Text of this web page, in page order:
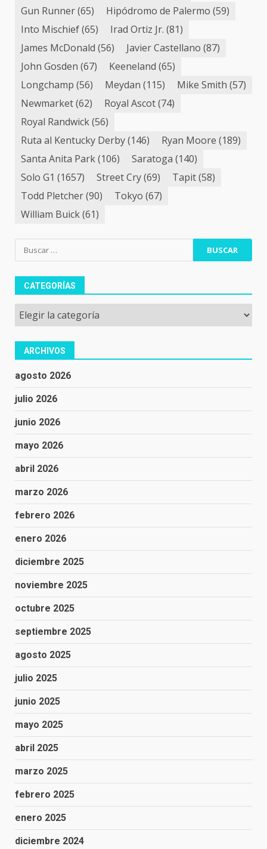
Gun Runner(65) Hipódromo de Palermo (59)
Into Mischief(65) Irad Ortiz Jr. (81)
James McDonald (56) Javier Castellano (87)
John Gosden (67) Keeneland (65)
Longchamp (56) Meydan (115) Mike Smith (57)
Newmarket(62) Royal Ascot(74)
Royal Randwick(56)
Ruta al Kentucky Derby(146) Ryan Moore (189)
Santa Anita Park(106) Saratoga (140)
Solo G1 (1657) Street Cry(69) Tapit(58)
Todd Pletcher(90) Tokyo (67)
William Buick(61)
Buscar:
CATEGORÍAS
Categorías
ARCHIVOS
agosto 2026
julio 2026
junio 2026
mayo 2026
abril 2026
marzo 2026
febrero 2026
enero 2026
diciembre 2025
noviembre 2025
octubre 2025
septiembre 2025
agosto 2025
julio 2025
junio 2025
mayo 2025
abril 2025
marzo 2025
febrero 2025
enero 2025
diciembre 2024